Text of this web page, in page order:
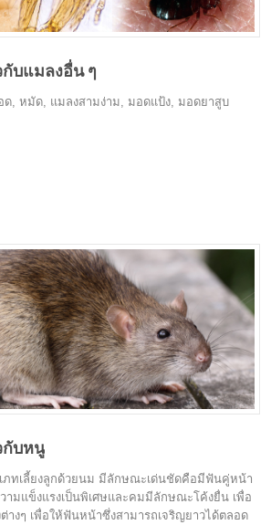
กับแมลงอื่น ๆ
ด, หมัด, แมลงสามง่าม, มอดแป้ง, มอดยาสูบ
กับหนู
ภทเลี้ยงลูกด้วยนม มีลักษณะเด่นชัดคือมีฟันคู่หน้า
ามแข็งแรงเป็นพิเศษและคมมีลักษณะโค้งยื่น เพื่อ
างๆ เพื่อให้ฟันหน้าซึ่งสามารถเจริญยาวได้ตลอด